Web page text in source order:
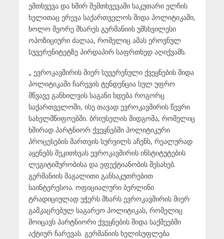
ემთხვევა და ხშირ შემთხვევაში საკუთარი ელჩის
ხელითაც ერევა საქართველოს შიდა პოლიტიკაში,
ხოლო მეორე მხარეს გერმანიის უმსხვილესი
ოპოზიციური ძალაა, რომელიც ამას ეროვნულ
სუვერენიტეტზე პირდაპირ საფრთხედ აღიქვამს.
„ ევროკავშირის მიერ სუვერენული ქვეყნების შიდა
პოლიტიკაში ჩარევის ტენდენცია სულ უფრო
მწვავე განხილვის საგანი ხდება როგორც
საქართველოში, ისე თავად ევროკავშირის წევრი
სახელმწიფოებში. ბრიუსელის მიდგომა, რომელიც
ხშირად პარტნიორ ქვეყნებში პოლიტიკური
პროცესების მართვის სურვილს აჩენს, რეალურად
აყენებს შეკითხვას ევროკავშირის ინსტიტუტების
ლეგიტიმურობისა და ეფექტიანობის შესახებ.
გერმანიის მაგალითი განსაკუთრებით
საინტერესოა. ოფიციალური ბერლინი
ტრადიციულად უჭერს მხარს ევროკავშირის მიერ
გამკაცრებულ საგარეო პოლიტიკას, რომელიც
მოიცავს პარტნიორი ქვეყნების შიდა საქმეებში
აქტიურ ჩარევას. გერმანიის ხელისუფლება